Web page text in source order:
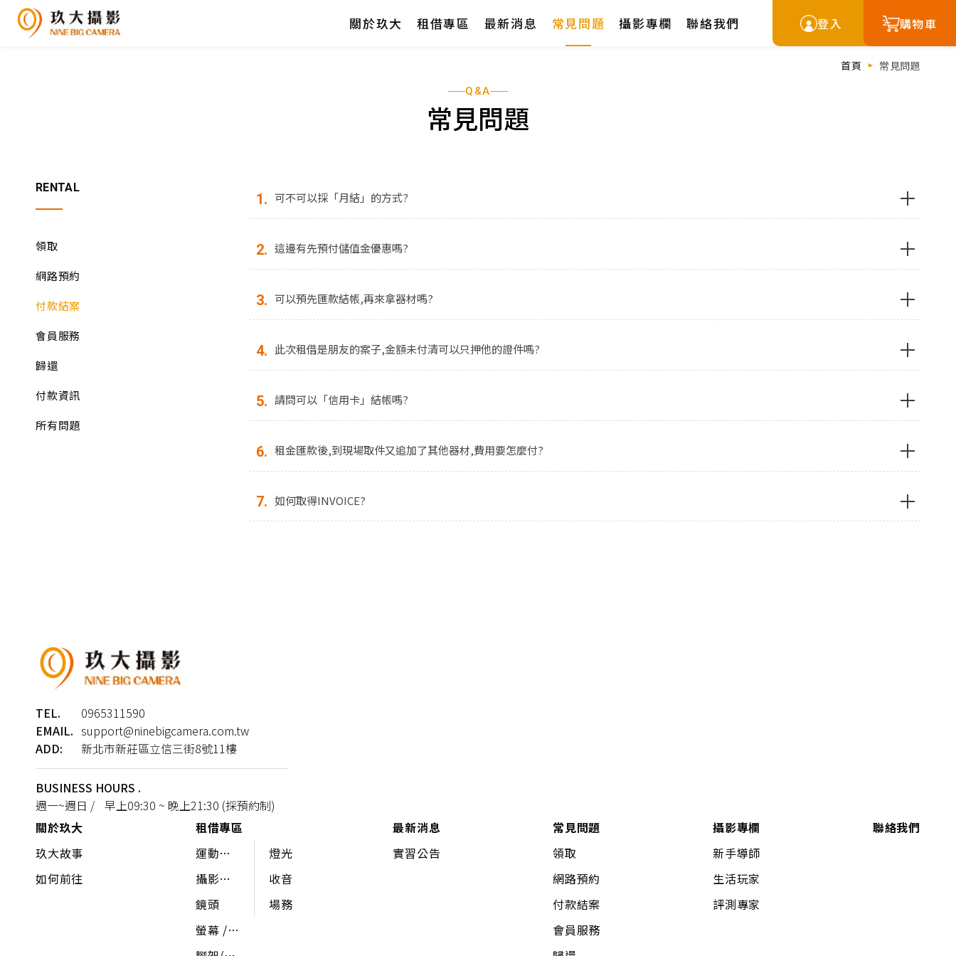
關於玖大 租借專區 最新消息 常見問題 攝影專欄 聯絡我們 登入 購物車
首頁 常見問題
Q&A
常見問題
RENTAL
領取
網路預約
付款結案
會員服務
歸還
付款資訊
所有問題
1. 可不可以採「月結」的方式?
2. 這邊有先預付儲值金優惠嗎?
3. 可以預先匯款結帳,再來拿器材嗎?
4. 此次租借是朋友的案子,金額未付清可以只押他的證件嗎?
5. 請問可以「信用卡」結帳嗎?
6. 租金匯款後,到現場取件又追加了其他器材,費用要怎麼付?
7. 如何取得INVOICE?
TEL.
0965311590
EMAIL. support@ninebigcamera.com.tw
ADD:
新北市新莊區立信三街8號11樓
BUSINESS HOURS .
週一~週日 / 早上09:30 ~ 晚上21:30 (採預約制)
關於玖大
玖大故事
如何前往
租借專區
運動相
機 /
360°
攝影機 /
相機
鏡頭
螢幕 /
圖傳
燈光
收音
場務
最新消息
實習公告
常見問題
領取
網路預約
付款結案
會員服務
攝影專欄
新手導師
生活玩家
評測專家
聯絡我們
租借專區
Copyright ©2026